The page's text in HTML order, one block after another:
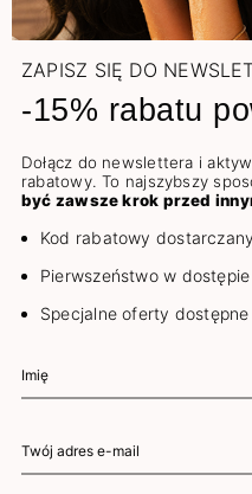
ZAPISZ SIĘ DO
-15% rabatu
Dołącz do newslettera i
rabatowy. To najszybszy
być zawsze krok przed
Kod rabatowy
Pierwszeństwo w
Specjalne oferty